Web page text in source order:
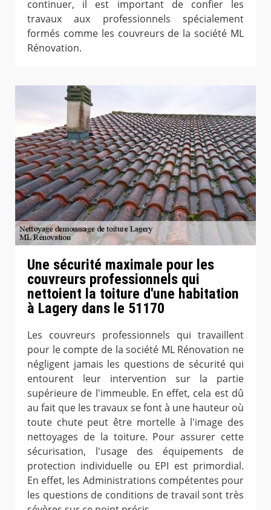
continuer, il est important de confier les
travaux aux professionnels spécialement
formés comme les couvreurs de la société ML
Rénovation.
Une sécurité maximale pour les
couvreurs professionnels qui
nettoient la toiture d'une habitation
à Lagery dans le 51170
Les couvreurs professionnels qui travaillent
pour le compte de la société ML Rénovation ne
négligent jamais les questions de sécurité qui
entourent leur intervention sur la partie
supérieure de l'immeuble. En effet, cela est dû
au fait que les travaux se font à une hauteur où
toute chute peut être mortelle à l'image des
nettoyages de la toiture. Pour assurer cette
sécurisation, l'usage des équipements de
protection individuelle ou EPI est primordial.
En effet, les Administrations compétentes pour
les questions de conditions de travail sont très